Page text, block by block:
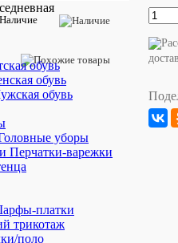
обувь
обувь
обувь
уборы
Перчатки-варежки
платки
трикотаж
поло
Наличие
морским
принтом
бренда
Green